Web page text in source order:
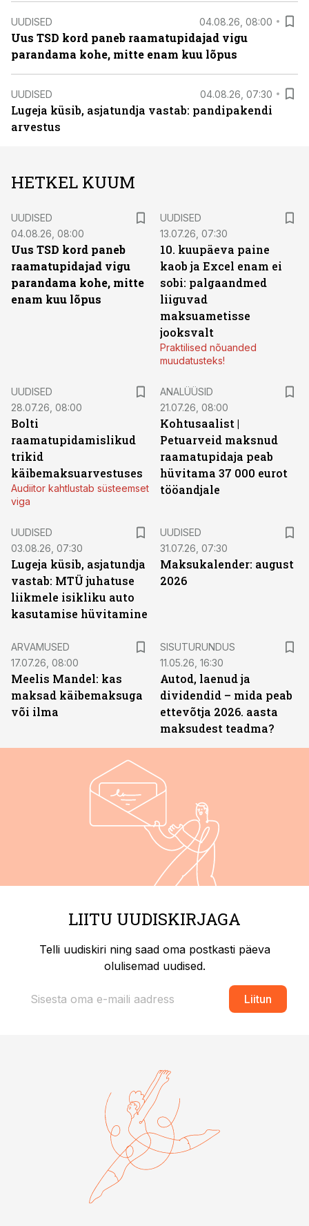
UUDISED 04.08.26, 08:00
Uus TSD kord paneb raamatupidajad vigu
parandama kohe, mitte enam kuu lõpus
UUDISED 04.08.26, 07:30
Lugeja küsib, asjatundja vastab: pandipakendi
arvestus
HETKEL KUUM
UUDISED
04.08.26, 08:00
Uus TSD kord paneb
raamatupidajad vigu
parandama kohe, mitte
enam kuu lõpus
UUDISED
13.07.26, 07:30
10. kuupäeva paine
kaob ja Excel enam ei
sobi: palgaandmed
liiguvad
maksuametisse
jooksvalt
Praktilised nõuanded
muudatusteks!
UUDISED
28.07.26, 08:00
Bolti
raamatupidamislikud
trikid
käibemaksuarvestuses
Audiitor kahtlustab süsteemset
viga
ANALÜÜSID
21.07.26, 08:00
Kohtusaalist |
Petuarveid maksnud
raamatupidaja peab
hüvitama 37 000 eurot
tööandjale
UUDISED
03.08.26, 07:30
Lugeja küsib, asjatundja
vastab: MTÜ juhatuse
liikmele isikliku auto
kasutamise hüvitamine
UUDISED
31.07.26, 07:30
Maksukalender: august
2026
ARVAMUSED
17.07.26, 08:00
Meelis Mandel: kas
maksad käibemaksuga
või ilma
SISUTURUNDUS
11.05.26, 16:30
Autod, laenud ja
dividendid – mida peab
ettevõtja 2026. aasta
maksudest teadma?
LIITU UUDISKIRJAGA
Telli uudiskiri ning saad oma postkasti päeva
olulisemad uudised.
Liitun